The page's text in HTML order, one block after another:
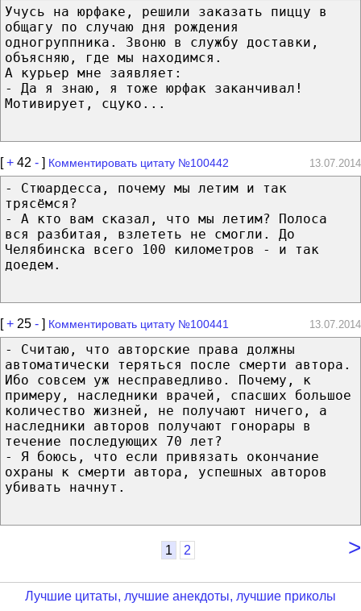
Учусь на юрфаке, решили заказать пиццу в
общагу по случаю дня рождения
одногруппника. Звоню в службу доставки,
объясняю, где мы находимся.
А курьер мне заявляет:
- Да я знаю, я тоже юрфак заканчивал!
Мотивирует, сцуко...
[+ 42 - ] Комментировать цитату №100442 13.07.2014
- Стюардесса, почему мы летим и так
трясёмся?
- А кто вам сказал, что мы летим? Полоса
вся разбитая, взлететь не смогли. До
Челябинска всего 100 километров - и так
доедем.
[+ 25 - ] Комментировать цитату №100441 13.07.2014
- Считаю, что авторские права должны
автоматически теряться после смерти автора.
Ибо совсем уж несправедливо. Почему, к
примеру, наследники врачей, спасших большое
количество жизней, не получают ничего, а
наследники авторов получают гонорары в
течение последующих 70 лет?
- Я боюсь, что если привязать окончание
охраны к смерти автора, успешных авторов
убивать начнут.
>
1 2
Лучшие цитаты, лучшие анекдоты, лучшие приколы